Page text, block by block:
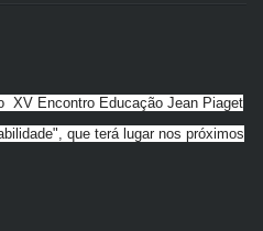
XV Encontro Educação Jean Piaget
que terá lugar nos próximos